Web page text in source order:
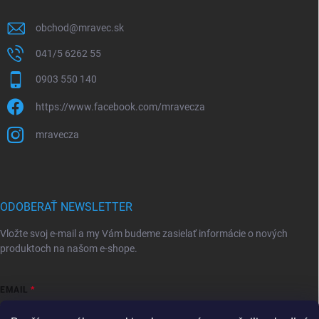
obchod@mravec.sk
041/5 6262 55
0903 550 140
https://www.facebook.com/mravecza
mravecza
ODOBERAŤ NEWSLETTER
Vložte svoj e-mail a my Vám budeme zasielať informácie o nových
produktoch na našom e-shope.
EMAIL